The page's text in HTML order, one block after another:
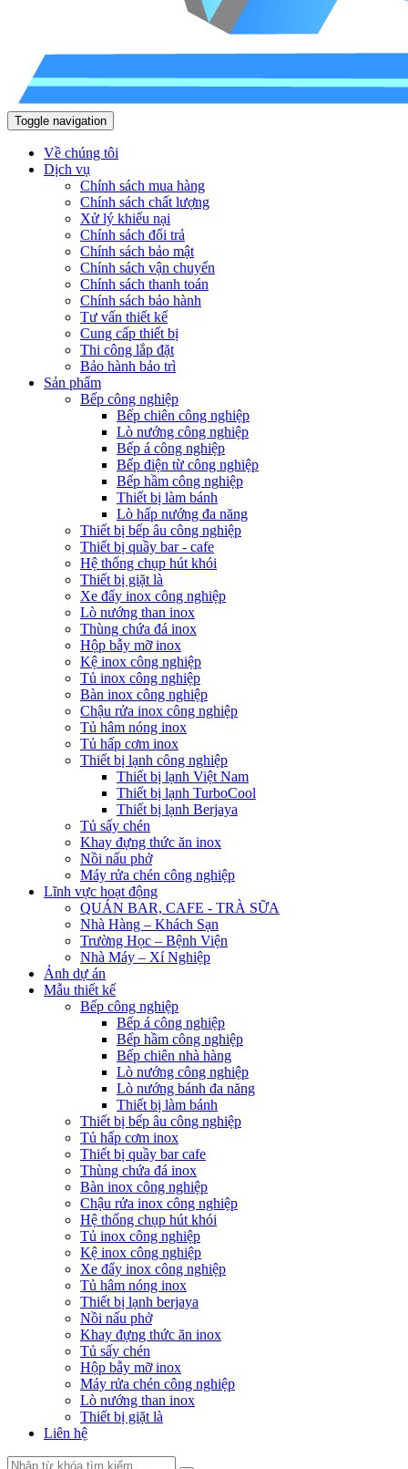
Toggle navigation
Về chúng tôi
Dịch vụ
Chính sách mua hàng
Chính sách chất lượng
Xử lý khiếu nại
Chính sách đổi trả
Chính sách bảo mật
Chính sách vận chuyển
Chính sách thanh toán
Chính sách bảo hành
Tư vấn thiết kế
Cung cấp thiết bị
Thi công lắp đặt
Bảo hành bảo trì
Sản phẩm
Bếp công nghiệp
Bếp chiên công nghiệp
Lò nướng công nghiệp
Bếp á công nghiệp
Bếp điện từ công nghiệp
Bếp hầm công nghiệp
Thiết bị làm bánh
Lò hấp nướng đa năng
Thiết bị bếp âu công nghiệp
Thiết bị quầy bar - cafe
Hệ thống chụp hút khói
Thiết bị giặt là
Xe đẩy inox công nghiệp
Lò nướng than inox
Thùng chứa đá inox
Hộp bẫy mỡ inox
Kệ inox công nghiệp
Tủ inox công nghiệp
Bàn inox công nghiệp
Chậu rửa inox công nghiệp
Tủ hâm nóng inox
Tủ hấp cơm inox
Thiết bị lạnh công nghiệp
Thiết bị lạnh Việt Nam
Thiết bị lạnh TurboCool
Thiết bị lạnh Berjaya
Tủ sấy chén
Khay đựng thức ăn inox
Nồi nấu phở
Máy rửa chén công nghiệp
Lĩnh vực hoạt động
QUÁN BAR, CAFE - TRÀ SỮA
Nhà Hàng – Khách Sạn
Trường Học – Bệnh Viện
Nhà Máy – Xí Nghiệp
Ảnh dự án
Mẫu thiết kế
Bếp công nghiệp
Bếp á công nghiệp
Bếp hầm công nghiệp
Bếp chiên nhà hàng
Lò nướng công nghiệp
Lò nướng bánh đa năng
Thiết bị làm bánh
Thiết bị bếp âu công nghiệp
Tủ hấp cơm inox
Thiết bị quầy bar cafe
Thùng chứa đá inox
Bàn inox công nghiệp
Chậu rửa inox công nghiệp
Hệ thống chụp hút khói
Tủ inox công nghiệp
Kệ inox công nghiệp
Xe đẩy inox công nghiệp
Tủ hâm nóng inox
Thiết bị lạnh berjaya
Nồi nấu phở
Khay đựng thức ăn inox
Tủ sấy chén
Hộp bẫy mỡ inox
Máy rửa chén công nghiệp
Lò nướng than inox
Thiết bị giặt là
Liên hệ